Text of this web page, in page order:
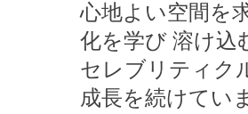
心地よい空間を
化を学び 溶け込
セレブリティク
成長を続けてい